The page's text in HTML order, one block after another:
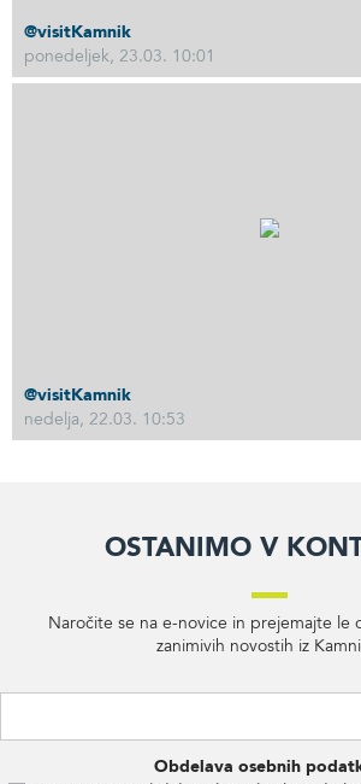
@visitKamnik
ponedeljek, 23.03. 10:01
@visitKamnik
nedelja, 22.03. 10:53
Ostanimo v
Naročite se na e-novice in prejemajte le
zanimivih novostih iz
Obdelava osebnih